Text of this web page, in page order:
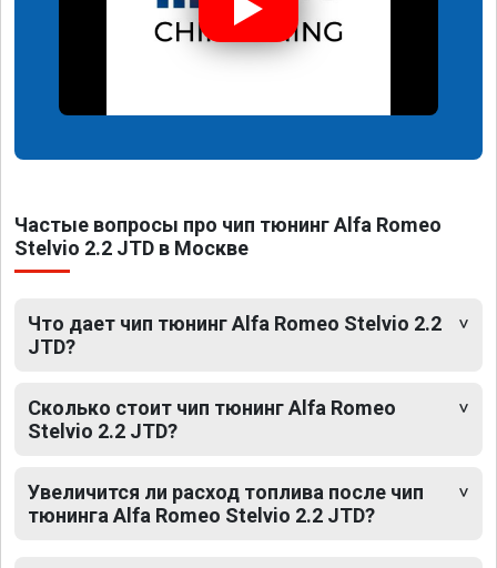
Частые вопросы про чип тюнинг Alfa Romeo
Stelvio 2.2 JTD в Москве
Что дает чип тюнинг Alfa Romeo Stelvio 2.2
JTD?
Сколько стоит чип тюнинг Alfa Romeo
Stelvio 2.2 JTD?
Увеличится ли расход топлива после чип
тюнинга Alfa Romeo Stelvio 2.2 JTD?